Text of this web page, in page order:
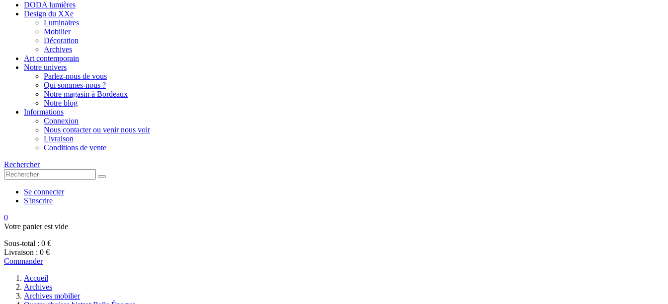
DODA lumières
Design du XXe
Luminaires
Mobilier
Décoration
Archives
Art contemporain
Notre univers
Parlez-nous de vous
Qui sommes-nous ?
Notre magasin à Bordeaux
Notre blog
Informations
Connexion
Nous contacter ou venir nous voir
Livraison
Conditions de vente
Rechercher
Se connecter
S'inscrire
0
Votre panier est vide
Sous-total : 0 €
Livraison : 0 €
Commander
Accueil
Archives
Archives mobilier